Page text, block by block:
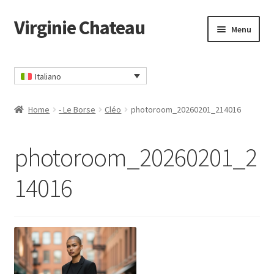
Vai
alla
Vai
al
Virginie Chateau Menu
Contatto
Il mio account
Ordina
Italiano
Home - Le Borse Cléo photoroom_20260201_214016
photoroom_20260201_2
14016